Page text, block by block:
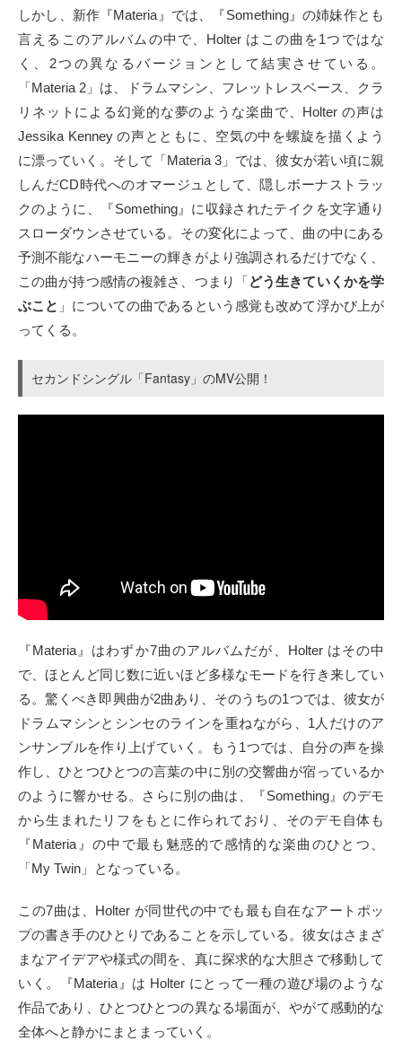
しかし、新作『Materia』では、『Something』の姉妹作とも
言えるこのアルバムの中で、Holter はこの曲を1つではな
く、2つの異なるバージョンとして結実させている。
「Materia 2」は、ドラムマシン、フレットレスベース、クラ
リネットによる幻覚的な夢のような楽曲で、Holter の声は
Jessika Kenney の声とともに、空気の中を螺旋を描くよう
に漂っていく。そして「Materia 3」では、彼女が若い頃に親
しんだCD時代へのオマージュとして、隠しボーナストラッ
クのように、『Something』に収録されたテイクを文字通り
スローダウンさせている。その変化によって、曲の中にある
予測不能なハーモニーの輝きがより強調されるだけでなく、
この曲が持つ感情の複雑さ、つまり「どう生きていくかを学
ぶこと 」についての曲であるという感覚も改めて浮かび上が
ってくる。
セカンドシングル「Fantasy」のMV公開！
『Materia』はわずか7曲のアルバムだが、Holter はその中
で、ほとんど同じ数に近いほど多様なモードを行き来してい
る。驚くべき即興曲が2曲あり、そのうちの1つでは、彼女が
ドラムマシンとシンセのラインを重ねながら、1人だけのア
ンサンブルを作り上げていく。もう1つでは、自分の声を操
作し、ひとつひとつの言葉の中に別の交響曲が宿っているか
のように響かせる。さらに別の曲は、『Something』のデモ
から生まれたリフをもとに作られており、そのデモ自体も
『Materia』の中で最も魅惑的で感情的な楽曲のひとつ、
「My Twin」となっている。
この7曲は、Holter が同世代の中でも最も自在なアートポッ
プの書き手のひとりであることを示している。彼女はさまざ
まなアイデアや様式の間を、真に探求的な大胆さで移動して
いく。『Materia』は Holter にとって一種の遊び場のような
作品であり、ひとつひとつの異なる場面が、やがて感動的な
全体へと静かにまとまっていく。